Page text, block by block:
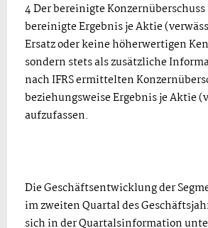
4 Der bereinigte Konzernüberschuss
bereinigte Ergebnis je Aktie
Ersatz oder keine höherwertigen
sondern stets als zusätzliche
nach IFRS ermittelten
beziehungsweise Ergebnis je Aktie
aufzufassen.
Die Geschäftsentwicklung der
im zweiten Quartal des
sich in der Quartalsinformation